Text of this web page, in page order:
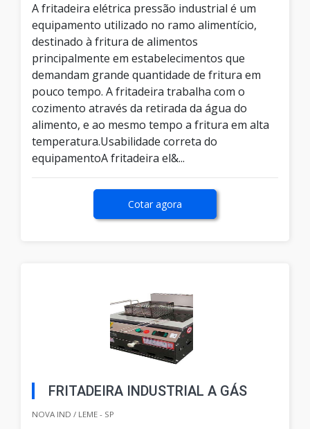
A fritadeira elétrica pressão industrial é um
equipamento utilizado no ramo alimentício,
destinado à fritura de alimentos
principalmente em estabelecimentos que
demandam grande quantidade de fritura em
pouco tempo. A fritadeira trabalha com o
cozimento através da retirada da água do
alimento, e ao mesmo tempo a fritura em alta
temperatura.Usabilidade correta do
equipamentoA fritadeira el&...
Cotar agora
FRITADEIRA INDUSTRIAL A GÁS
NOVA IND / LEME - SP